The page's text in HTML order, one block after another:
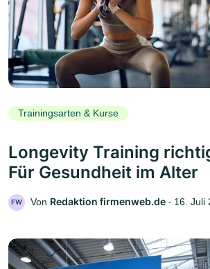
Trainingsarten & Kurse
Longevity Training
Für Gesundheit im Alter
FW Von Redaktion firmenweb.de ‧ 16. Juli